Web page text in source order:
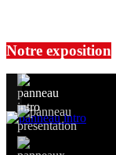
Notre exposition